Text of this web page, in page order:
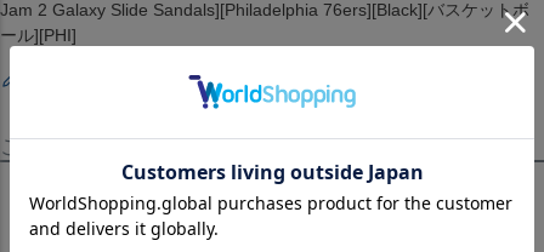
Jam 2 Galaxy Slide Sandals][Philadelphia 76ers][Black][バスケットボ
ール][PHI]
この商品を見たお客様はこちらも見ています！